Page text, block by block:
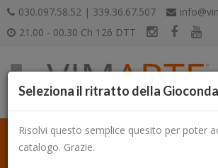
030.097.58.52 | 339.36.67.507
21.00 - 00.30 Ch 126 DTT
Seleziona il ritratto della Gioconda
Risolvi questo semplice quesito per poter
catalogo. Grazie.